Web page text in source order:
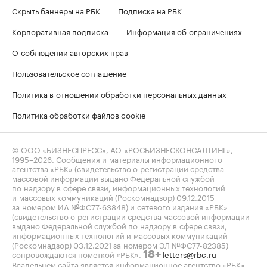
Скрыть баннеры на РБК
Подписка на РБК
Корпоративная подписка
Информация об ограничениях
О соблюдении авторских прав
Пользовательское соглашение
Политика в отношении обработки персональных данных
Политика обработки файлов cookie
© ООО «БИЗНЕСПРЕСС», АО «РОСБИЗНЕСКОНСАЛТИНГ»,
1995–2026. Сообщения и материалы информационного
агентства «РБК» (свидетельство о регистрации средства
массовой информации выдано Федеральной службой
по надзору в сфере связи, информационных технологий
и массовых коммуникаций (Роскомнадзор) 09.12.2015
за номером ИА №ФС77-63848) и сетевого издания «РБК»
(свидетельство о регистрации средства массовой информации
выдано Федеральной службой по надзору в сфере связи,
информационных технологий и массовых коммуникаций
(Роскомнадзор) 03.12.2021 за номером ЭЛ №ФС77-82385)
сопровождаются пометкой «РБК». 18+ letters@rbc.ru
Владельцем сайта является информационное агентство «РБК».